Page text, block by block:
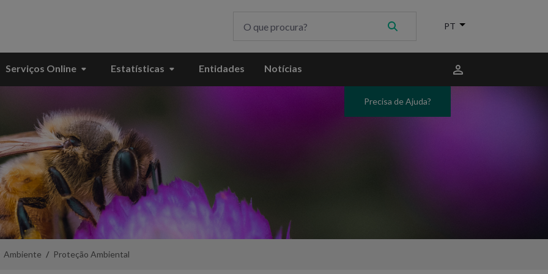
Menu
Serviços Online Estatísticas Entidades Notícias
Precisa de Ajuda?
Ambiente Proteção Ambiental